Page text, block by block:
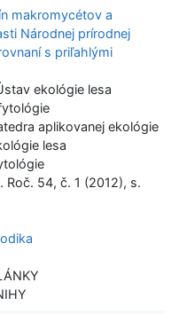
makromycétov a
Národnej prírodnej
s priľahlými
ekológie lesa
aplikovanej ekológie
lesa
Roč. 54, č. 1 (2012), s.